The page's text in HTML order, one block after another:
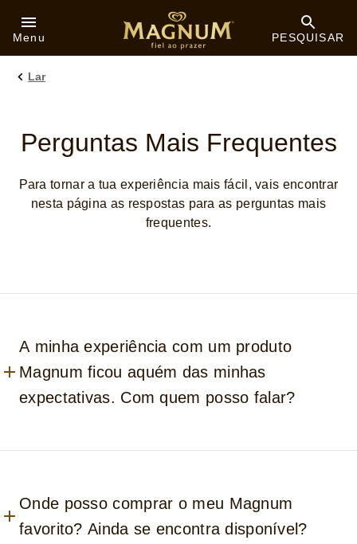
Skip to:
Menu PESQUISAR
Lar
Perguntas Mais Frequentes
Para tornar a tua experiência mais fácil, vais encontrar
nesta página as respostas para as perguntas mais
frequentes.
A minha experiência com um produto
Magnum ficou aquém das minhas
expectativas. Com quem posso falar?
Onde posso comprar o meu Magnum
favorito? Ainda se encontra disponível?